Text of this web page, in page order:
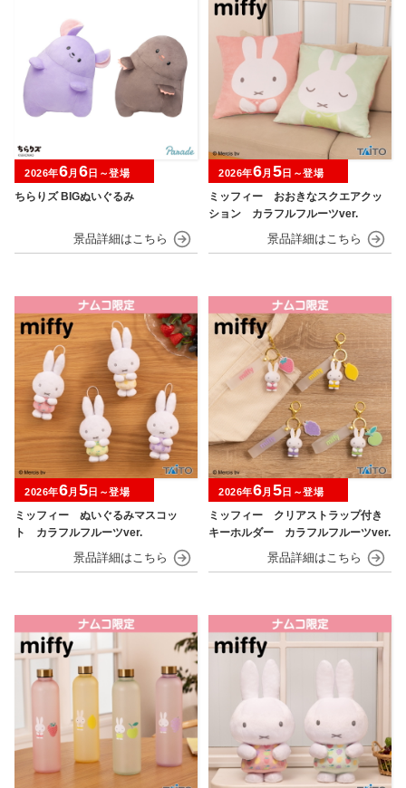
ちらりズ BIGぬいぐるみ
2026年6月 6日～登場
ミッフィー おおきなスクエアクッ
ション カラフルフルーツver.
2026年6月 5日～登場
ミッフィー ぬいぐるみマスコッ
ト カラフルフルーツver.
2026年6月 5 日～登場
ミッフィー クリアストラップ付き
キーホルダー カラフルフルーツver.
2026年6月 5 日～登場